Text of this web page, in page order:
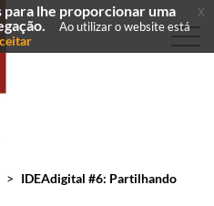
> IDEAdigital #6: Partilhando
lhe proporcionar uma
Ao utilizar o website está
x